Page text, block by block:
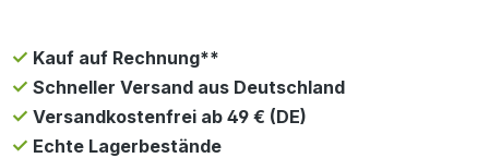
Kauf auf Rechnung**
Schneller Versand aus Deutschland
Versandkostenfrei ab 49 € (DE)
Echte Lagerbestände